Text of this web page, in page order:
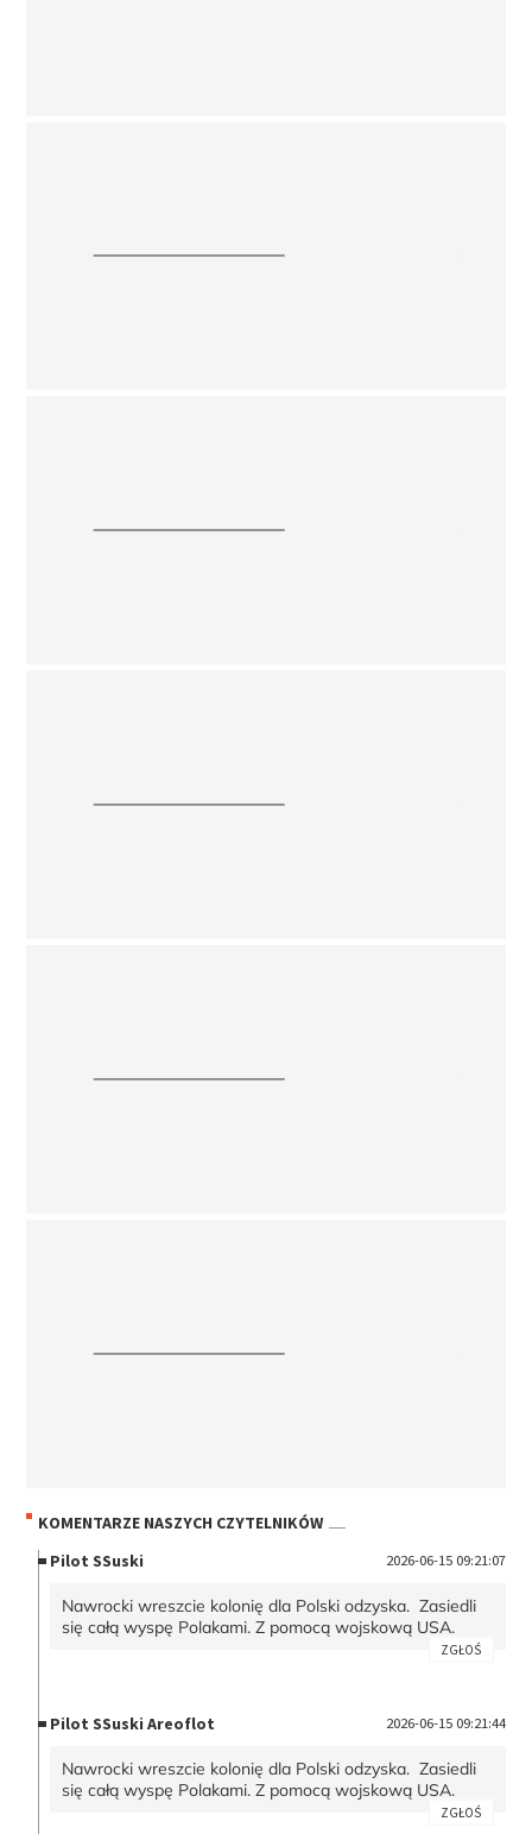
KOMENTARZE NASZYCH CZYTELNIKÓW
Pilot SSuski
2026-06-15 09:21:07
Nawrocki wreszcie kolonię dla Polski odzyska. Zasiedli
się całą wyspę Polakami. Z pomocą wojskową USA.
ZGŁOŚ
Pilot SSuski Areoflot 2026-06-15 09:21:44
Nawrocki wreszcie kolonię dla Polski odzyska. Zasiedli
się całą wyspę Polakami. Z pomocą wojskową USA.
ZGŁOŚ